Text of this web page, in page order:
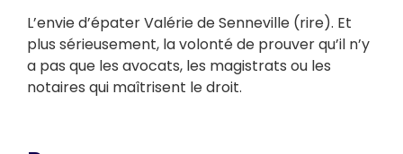
L’envie d’épater Valérie de Senneville (rire). Et
plus sérieusement, la volonté de prouver qu’il n’y
a pas que les avocats, les magistrats ou les
notaires qui maîtrisent le droit.